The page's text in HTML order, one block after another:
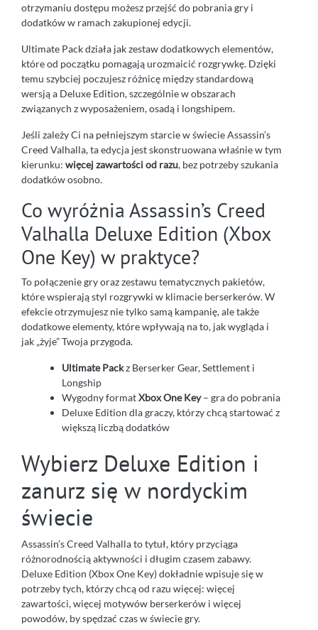
otrzymaniu dostępu możesz przejść do pobrania gry i
dodatków w ramach zakupionej edycji.
Ultimate Pack działa jak zestaw dodatkowych elementów,
które od początku pomagają urozmaicić rozgrywkę. Dzięki
temu szybciej poczujesz różnicę między standardową
wersją a Deluxe Edition, szczególnie w obszarach
związanych z wyposażeniem, osadą i longshipem.
Jeśli zależy Ci na pełniejszym starcie w świecie Assassin’s
Creed Valhalla, ta edycja jest skonstruowana właśnie w tym
kierunku: więcej zawartości od razu, bez potrzeby szukania
dodatków osobno.
Co wyróżnia Assassin’s Creed
Valhalla Deluxe Edition (Xbox
One Key) w praktyce?
To połączenie gry oraz zestawu tematycznych pakietów,
które wspierają styl rozgrywki w klimacie berserkerów. W
efekcie otrzymujesz nie tylko samą kampanię, ale także
dodatkowe elementy, które wpływają na to, jak wygląda i
jak „żyje” Twoja przygoda.
Ultimate Packz Berserker Gear, Settlement i
Longship
Wygodny formatXbox One Key– gra do pobrania
Deluxe Edition dla graczy, którzy chcą startować z
większą liczbą dodatków
Wybierz Deluxe Edition i
zanurz się w nordyckim
świecie
Assassin’s Creed Valhalla to tytuł, który przyciąga
różnorodnością aktywności i długim czasem zabawy.
Deluxe Edition (Xbox One Key) dokładnie wpisuje się w
potrzeby tych, którzy chcą od razu więcej: więcej
zawartości, więcej motywów berserkerów i więcej
powodów, by spędzać czas w świecie gry.